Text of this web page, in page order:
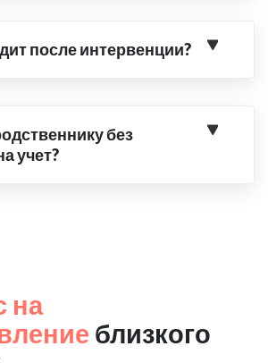
после интервенции?
без
учет?
на
близкого